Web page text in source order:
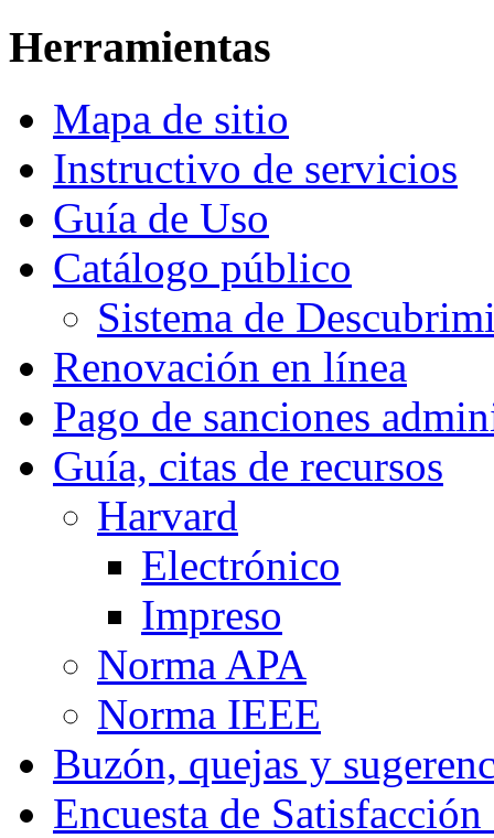
Herramientas
Mapa de sitio
Instructivo de servicios
Guía de Uso
Catálogo público
Sistema de
Renovación en línea
Pago de sanciones
Guía, citas de recursos
Harvard
Electrónico
Impreso
Norma APA
Norma IEEE
Buzón, quejas y
Encuesta de